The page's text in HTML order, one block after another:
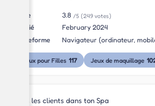
Note 3.8 /5 (249 votes)
Publié
February 2024
Plateforme
Navigateur (ordinateur,
Jeux pour Filles 117 Jeux de maquillage
Sers les clients dans ton Spa